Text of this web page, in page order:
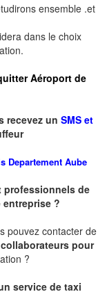
ensemble .et
dans le choix
Aéroport de
recevez un SMS et
Departement Aube
professionnels de
?
pouvez contacter de
collaborateurs pour
?
service de taxi